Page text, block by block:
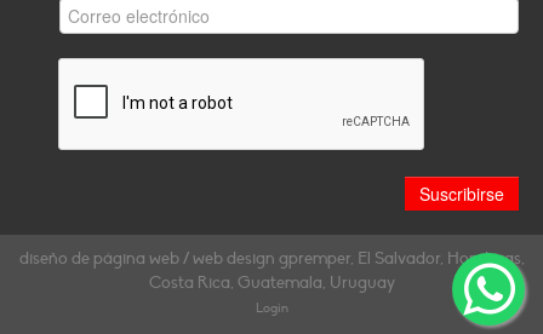
diseño de página web / web design gpremper, El Salvador, Honduras,
Costa Rica, Guatemala, Uruguay
Login